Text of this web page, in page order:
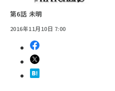
第6話 未明
2016年11月10日 7:00